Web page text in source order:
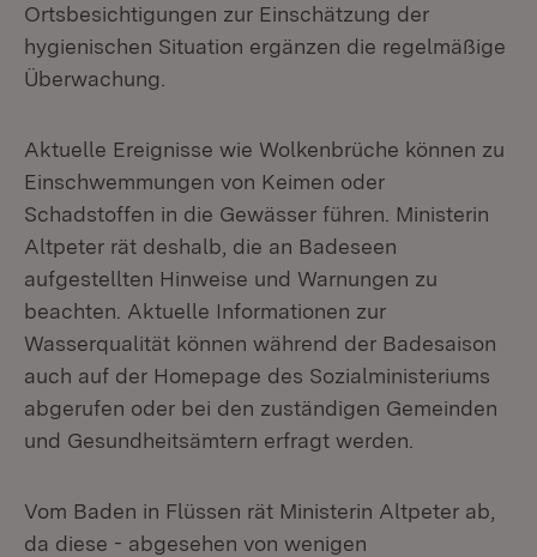
Ortsbesichtigungen zur Einschätzung der
hygienischen Situation ergänzen die regelmäßige
Überwachung.
Aktuelle Ereignisse wie Wolkenbrüche können zu
Einschwemmungen von Keimen oder
Schadstoffen in die Gewässer führen. Ministerin
Altpeter rät deshalb, die an Badeseen
aufgestellten Hinweise und Warnungen zu
beachten. Aktuelle Informationen zur
Wasserqualität können während der Badesaison
auch auf der Homepage des Sozialministeriums
abgerufen oder bei den zuständigen Gemeinden
und Gesundheitsämtern erfragt werden.
Vom Baden in Flüssen rät Ministerin Altpeter ab,
da diese - abgesehen von wenigen